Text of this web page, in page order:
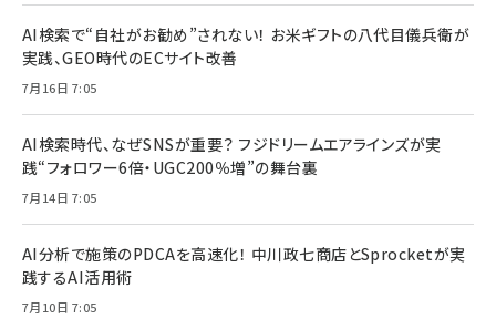
AI検索で“自社がお勧め”されない！ お米ギフトの八代目儀兵衛が
実践、GEO時代のECサイト改善
7月16日 7:05
AI検索時代、なぜSNSが重要？ フジドリームエアラインズが実
践“フォロワー6倍・UGC200％増”の舞台裏
7月14日 7:05
AI分析で施策のPDCAを高速化！ 中川政七商店とSprocketが実
践するAI活用術
7月10日 7:05